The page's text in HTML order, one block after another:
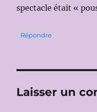
spectacle était «
Répondre
Laisser un